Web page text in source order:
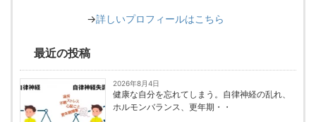
→詳しいプロフィールはこちら
最近の投稿
2026年8月4日
健康な自分を忘れてしまう。自律神経の乱れ、
ホルモンバランス、更年期・・